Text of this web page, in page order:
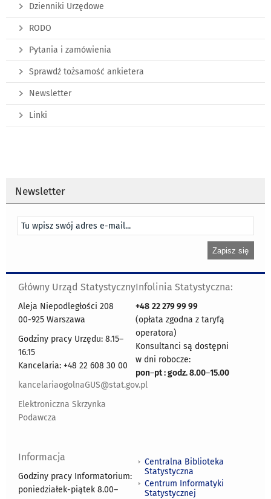
Dzienniki Urzędowe
RODO
Pytania i zamówienia
Sprawdź tożsamość ankietera
Newsletter
Linki
Newsletter
Główny Urząd Statystyczny
Aleja Niepodległości 208
00-925 Warszawa
Godziny pracy Urzędu: 8.15–
16.15
Kancelaria: +48 22 608 30 00
kancelariaogolnaGUS@stat.gov.pl
Elektroniczna Skrzynka
Podawcza
Infolinia Statystyczna:
+48 22 279 99 99
(opłata zgodna z taryfą
operatora)
Konsultanci są dostępni
w dni robocze:
pon–pt : godz. 8.00–15.00
Informacja
Godziny pracy Informatorium:
poniedziałek-piątek 8.00–
Centralna Biblioteka
Statystyczna
Centrum Informatyki
Statystycznej